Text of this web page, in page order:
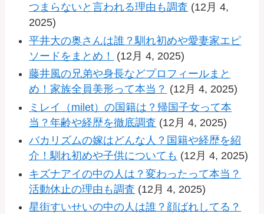
つまらないと言われる理由も調査 (12月 4,
2025)
平井大の奥さんは誰？馴れ初めや愛妻家エピ
ソードをまとめ！
(12月 4, 2025)
藤井風の兄弟や身長などプロフィールまと
め！家族全員美形って本当？ (12月 4, 2025)
ミレイ（milet）の国籍は？帰国子女って本
当？年齢や経歴を徹底調査 (12月 4, 2025)
バカリズムの嫁はどんな人？国籍や経歴を紹
介！馴れ初めや子供についても (12月 4, 2025)
キズナアイの中の人は？変わったって本当？
活動休止の理由も調査 (12月 4, 2025)
星街すいせいの中の人は誰？顔ばれしてる？